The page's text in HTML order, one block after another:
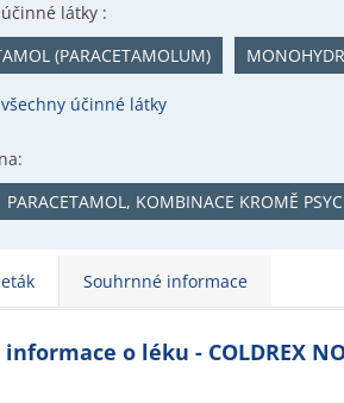
látky :
(PARACETAMOLUM)
účinné látky
KOMBINACE KROMĚ
Souhrnné informace
o léku - COLDREX